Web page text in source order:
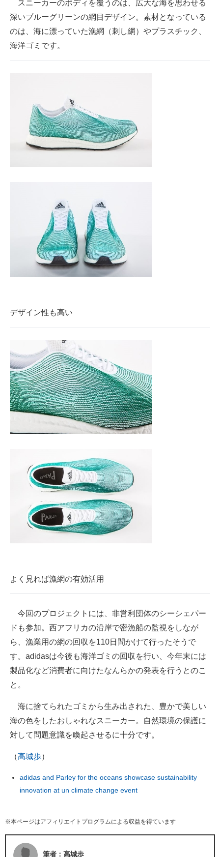
IT製品の技術・比較・事例
製造業のIT導入・活用を支援
モノづくり技術者専門サイト
エネルギーの専門メディア
建設×テクノロジーの最前線
スニーカーのボディを覆うのは、広大な海を思わせる
深いブルーグリーンの網目デザイン。素材となっている
のは、海に漂っていた漁網（刺し網）やプラスチック、
海洋ゴミです。
デザイン性も高い
よく見れば漁網の有効活用
今回のプロジェクトには、非営利団体のシーシェパー
ドも参加。西アフリカの沿岸で密漁船の監視をしなが
ら、漁業用の網の回収を110日間かけて行ったそうで
す。adidasは今後も海洋ゴミの回収を行い、今年末には
製品化など消費者に向けたなんらかの発表を行うとのこ
と。
海に捨てられたゴミから生み出された、豊かで美しい
海の色をしたおしゃれなスニーカー。自然環境の保護に
対して問題意識を喚起させるに十分です。
（高城歩）
adidas and Parley for the oceans showcase sustainability
innovation at un climate change event
※本ページはアフィリエイトプログラムによる収益を得ています
筆者：高城歩